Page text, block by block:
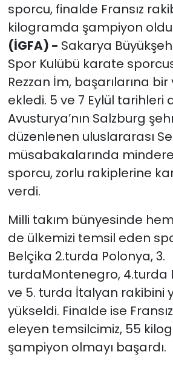
sporcu, finalde Fransız
kilogramda şampiyon
(İGFA) - Sakarya
Spor Kulübü karate
Rezzan İm, başarılarına
ekledi. 5 ve 7 Eylül tarihleri
Avusturya’nın Salzburg
düzenlenen uluslararası
müsabakalarında mindere
sporcu, zorlu rakiplerine
verdi.
Milli takım bünyesinde
de ülkemizi temsil eden
Belçika 2.turda Polonya, 3.
turdaMontenegro, 4.turda
ve 5. turda İtalyan rakibini
yükseldi. Finalde ise
eleyen temsilcimiz, 55
şampiyon olmayı başardı.